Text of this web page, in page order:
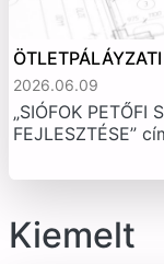
2026.06.09
„SIÓFOK PETŐFI
FEJLESZTÉSE”
Kiemelt